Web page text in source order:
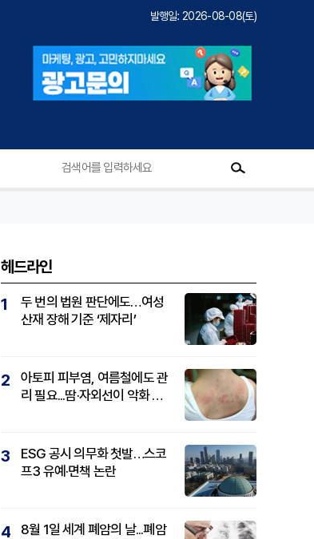
발행일: 2026-08-08(토)
헤드라인
1
두 번의 법원 판단에도…여성
산재 장해 기준 ‘제자리’
2
아토피 피부염, 여름철에도 관
리 필요...땀·자외선이 악화 요
3
ESG 공시 의무화 첫발…스코
프3 유예·면책 논란
4
8월 1일 세계 폐암의 날...폐암